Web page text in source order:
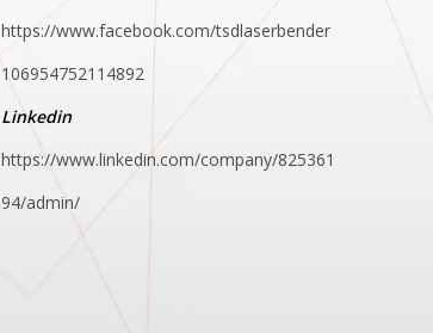
https://www.facebook.com/tsdlaserbender
106954752114892
Linkedin
https://www.linkedin.com/company/825361
94/admin/